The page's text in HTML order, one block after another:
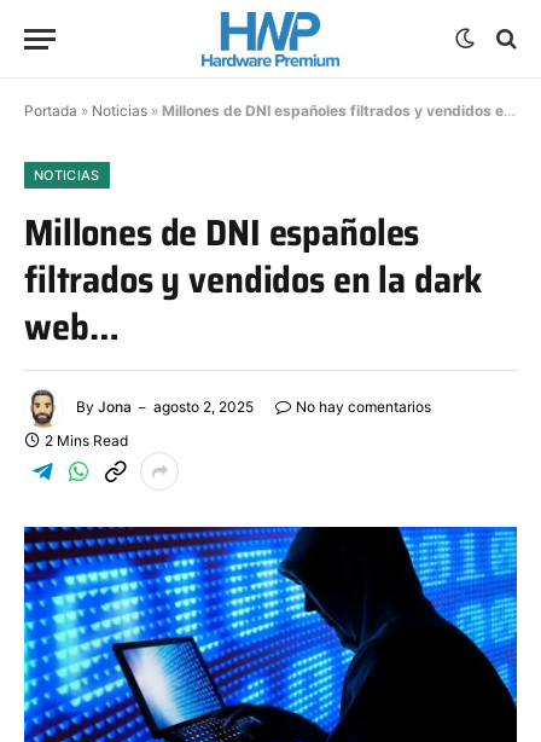
Portada » Noticias » Millones de DNI españoles filtrados y vendidos en la dark web…
NOTICIAS
Millones de DNI españoles
filtrados y vendidos en la dark
web…
By Jona agosto 2, 2025
No hay comentarios
2 Mins Read